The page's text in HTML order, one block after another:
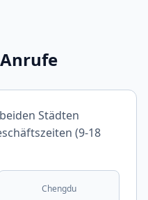
Städten
(9-18
Chengdu